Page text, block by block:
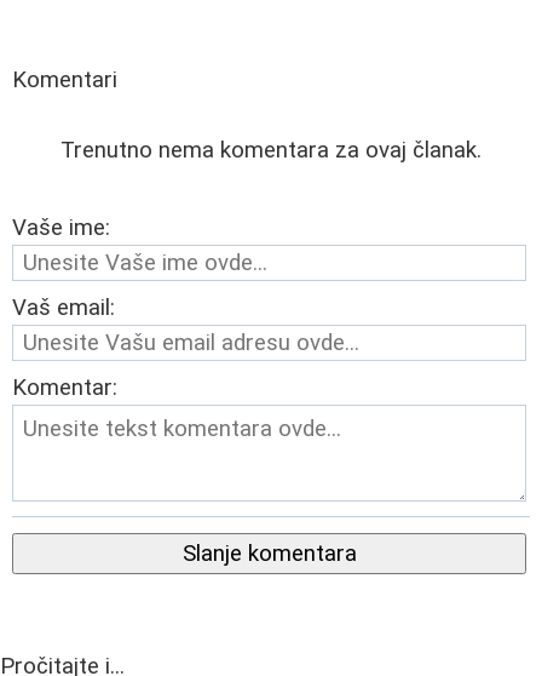
Komentari
Trenutno nema komentara za ovaj članak.
Vaše ime:
Vaš email:
Komentar:
Slanje komentara
Pročitajte i...